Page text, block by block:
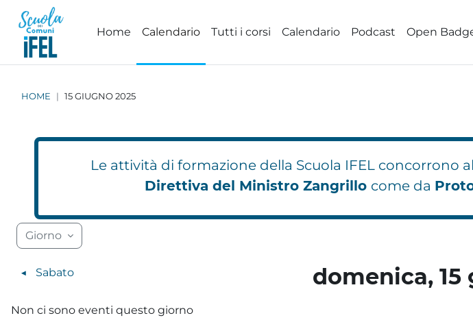
Vai al contenuto principale
Home Calendario Tutti i corsi Calendario Podcast Open
HOME 15 GIUGNO 2025
Le attività di formazione della Scuola IFEL
Direttiva del Ministro Zangrillo come da
Calendario
Blocchi 1
Blocchi 2
Blocchi 3
Blocchi 4
Blocchi 6
Blocchi 7
Blocchi 11
Blocchi 12
Blocchi 15
Blocchi 16
Blocchi 17
Blocchi 18
Giorno
◀︎ Sabato domenica, 15
Non ci sono eventi questo giorno